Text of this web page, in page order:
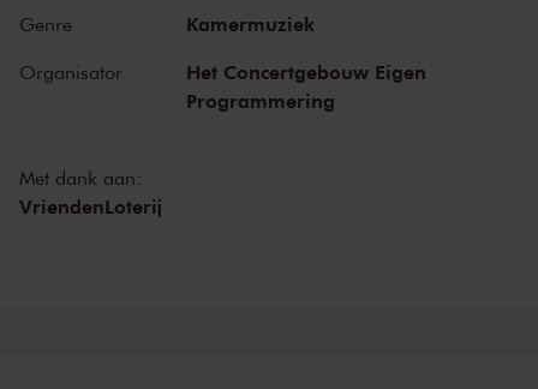
Maarschalkerweerdorgel in een uniek, eenmalig programma.
Symfonisch orgelrecital
symfonie speciaal voor orgel solo, omdat hij wist hoe je een orgel
kan laten klinken als symfonieorkest. Maar hoe zouden de
Genre Kamermuziek
Organisator
Het Concertgebouw Eigen
Programmering
Met dank aan:
VriendenLoterij